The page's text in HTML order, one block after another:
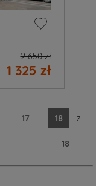
2 650 zł
1 325 zł
17 18 z
18